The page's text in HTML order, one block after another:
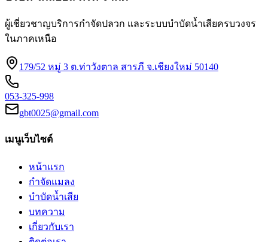
ผู้เชี่ยวชาญบริการกำจัดปลวก และระบบบำบัดน้ำเสียครบวงจร
ในภาคเหนือ
179/52 หมู่ 3 ต.ท่าวังตาล สารภี จ.เชียงใหม่ 50140
053-325-998
gbt0025@gmail.com
เมนูเว็บไซต์
หน้าแรก
กำจัดแมลง
บำบัดน้ำเสีย
บทความ
เกี่ยวกับเรา